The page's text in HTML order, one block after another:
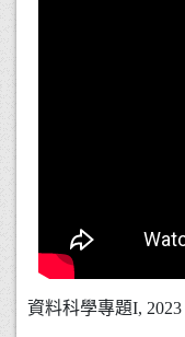
資料科學專題I,